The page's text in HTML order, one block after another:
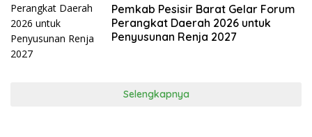
Maret 11, 2026
Pemkab Pesisir Barat Gelar Forum
Perangkat Daerah 2026 untuk
Penyusunan Renja 2027
Selengkapnya